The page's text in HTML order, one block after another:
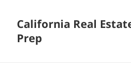
California Real
Prep